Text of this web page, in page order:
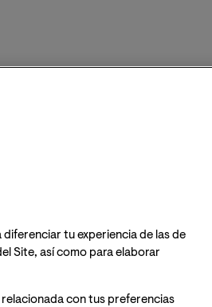
tu experiencia de las de
Site, así como para elaborar
con tus preferencias